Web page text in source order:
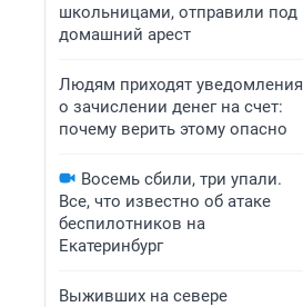
школьницами, отправили под
домашний арест
Людям приходят уведомления
о зачислении денег на счет:
почему верить этому опасно
Восемь сбили, три упали.
Все, что известно об атаке
беспилотников на
Екатеринбург
Выживших на севере